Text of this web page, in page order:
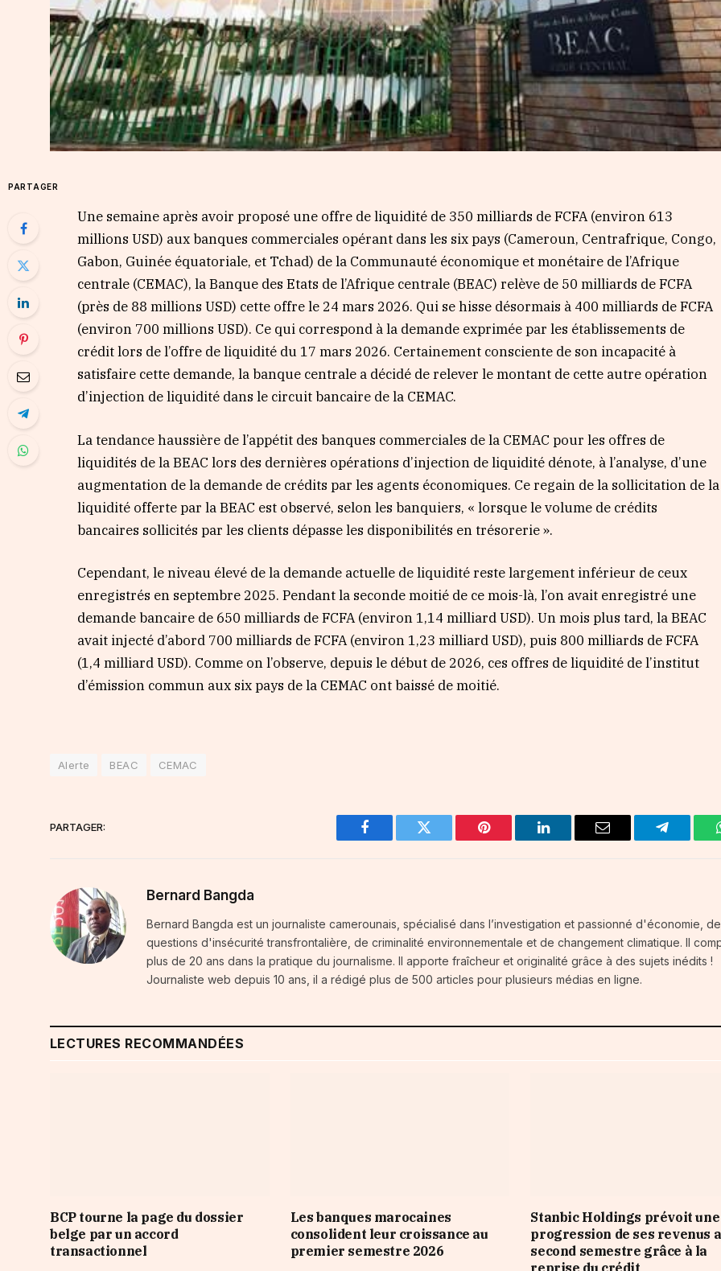
PARTAGER
Une semaine après avoir proposé une offre de liquidité de 350 milliards de FCFA (environ 613
millions USD) aux banques commerciales opérant dans les six pays (Cameroun, Centrafrique, Congo,
Gabon, Guinée équatoriale, et Tchad) de la Communauté économique et monétaire de l’Afrique
centrale (CEMAC), la Banque des Etats de l’Afrique centrale (BEAC) relève de 50 milliards de FCFA
(près de 88 millions USD) cette offre le 24 mars 2026. Qui se hisse désormais à 400 milliards de FCFA
(environ 700 millions USD). Ce qui correspond à la demande exprimée par les établissements de
crédit lors de l’offre de liquidité du 17 mars 2026. Certainement consciente de son incapacité à
satisfaire cette demande, la banque centrale a décidé de relever le montant de cette autre opération
d’injection de liquidité dans le circuit bancaire de la CEMAC.
La tendance haussière de l’appétit des banques commerciales de la CEMAC pour les offres de
liquidités de la BEAC lors des dernières opérations d’injection de liquidité dénote, à l’analyse, d’une
augmentation de la demande de crédits par les agents économiques. Ce regain de la sollicitation de la
liquidité offerte par la BEAC est observé, selon les banquiers, « lorsque le volume de crédits
bancaires sollicités par les clients dépasse les disponibilités en trésorerie ».
Cependant, le niveau élevé de la demande actuelle de liquidité reste largement inférieur de ceux
enregistrés en septembre 2025. Pendant la seconde moitié de ce mois-là, l’on avait enregistré une
demande bancaire de 650 milliards de FCFA (environ 1,14 milliard USD). Un mois plus tard, la BEAC
avait injecté d’abord 700 milliards de FCFA (environ 1,23 milliard USD), puis 800 milliards de FCFA
(1,4 milliard USD). Comme on l’observe, depuis le début de 2026, ces offres de liquidité de l’institut
d’émission commun aux six pays de la CEMAC ont baissé de moitié.
Alerte BEAC CEMAC
PARTAGER:
Facebook Twitter Pinterest LinkedIn Email Telegram
Bernard Bangda
Bernard Bangda est un journaliste camerounais, spécialisé dans l’investigation et passionné d'économie,
questions d'insécurité transfrontalière, de criminalité environnementale et de changement climatique. Il
plus de 20 ans dans la pratique du journalisme. Il apporte fraîcheur et originalité grâce à des sujets inédits !
Journaliste web depuis 10 ans, il a rédigé plus de 500 articles pour plusieurs médias en ligne.
LECTURES RECOMMANDÉES
BCP tourne la page du dossier
belge par un accord
transactionnel
Les banques marocaines
consolident leur croissance au
premier semestre 2026
Stanbic Holdings prévoit une
progression de ses revenus
second semestre grâce à la